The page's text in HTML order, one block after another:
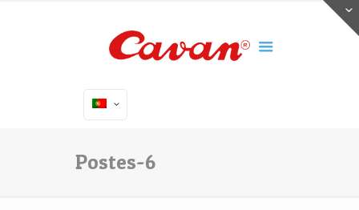
Postes-6